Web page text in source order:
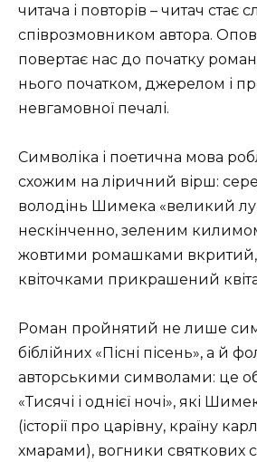
читача і повторів – читач стає
співрозмовником автора.
повертає нас до початку
нього початком, джерелом і
невгамовної печалі.
Символіка і поетична мова
схожим на ліричний вірш:
володінь Шимека «великий
нескінченно, зеленим
жовтими ромашками
квіточками прикрашений
Роман пройнятий не лише
біблійних «Пісні пісень», а й
авторськими символами: це
«Тисячі і однієї ночі», які
(історії про царівну, країну
хмарами), вогники святкових